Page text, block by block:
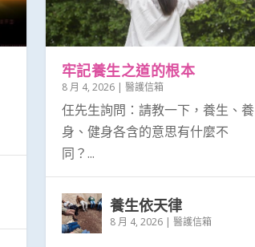
牢記養生之道的根本
8 月 4, 2026| 醫護信箱
仼先生詢問：請教一下，養生、養
身、健身各含的意思有什麼不
同？...
養生依天律
8 月 4, 2026| 醫護信箱